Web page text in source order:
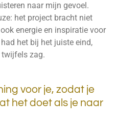
naar mijn gevoel.
het project bracht niet
energie en inspiratie voor
het bij het juiste eind,
zag.
voor je, zodat je
het doet als je naar